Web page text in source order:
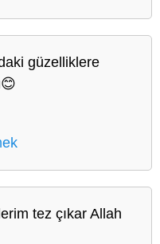
güzelliklere
tez çıkar Allah